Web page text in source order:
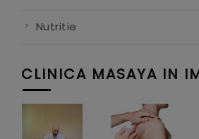
Nutritie
CLINICA MASAYA IN